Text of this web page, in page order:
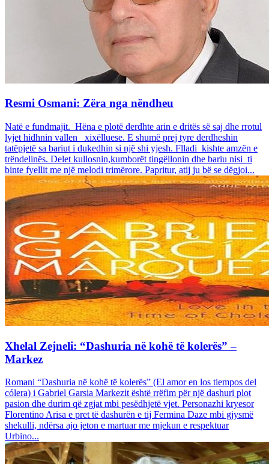
Resmi Osmani: Zëra nga nëndheu
Natë e fundmajit. Hëna e plotë derdhte arin e dritës së saj dhe rrotul
lyjet hidhnin vallen xixëlluese. E shumë prej tyre derdheshin
tatëpjetë sa bariut i dukedhin si një shi yjesh. Flladi kishte amzën e
trëndelinës. Delet kullosnin,kumborët tingëllonin dhe bariu nisi ti
binte fyellit me një melodi trimërore. Papritur, atij ju bë se dëgjoi...
Xhelal Zejneli: “Dashuria në kohë të kolerës” –
Markez
Romani “Dashuria në kohë të kolerës” (El amor en los tiempos del
cólera) i Gabriel Garsia Markezit është rrëfim për një dashuri plot
pasion dhe durim që zgjat mbi pesëdhjetë vjet. Personazhi kryesor
Florentino Arisa e pret të dashurën e tij Fermina Daze mbi gjysmë
shekulli, ndërsa ajo jeton e martuar me mjekun e respektuar
Urbino...